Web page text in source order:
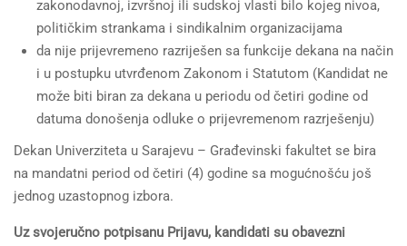
zakonodavnoj, izvršnoj ili sudskoj vlasti bilo kojeg nivoa,
političkim strankama i sindikalnim organizacijama
da nije prijevremeno razriješen sa funkcije dekana na način
i u postupku utvrđenom Zakonom i Statutom (Kandidat ne
može biti biran za dekana u periodu od četiri godine od
datuma donošenja odluke o prijevremenom razrješenju)
Dekan Univerziteta u Sarajevu – Građevinski fakultet se bira
na mandatni period od četiri (4) godine sa mogućnošću još
jednog uzastopnog izbora.
Uz svojeručno potpisanu Prijavu, kandidati su obavezni